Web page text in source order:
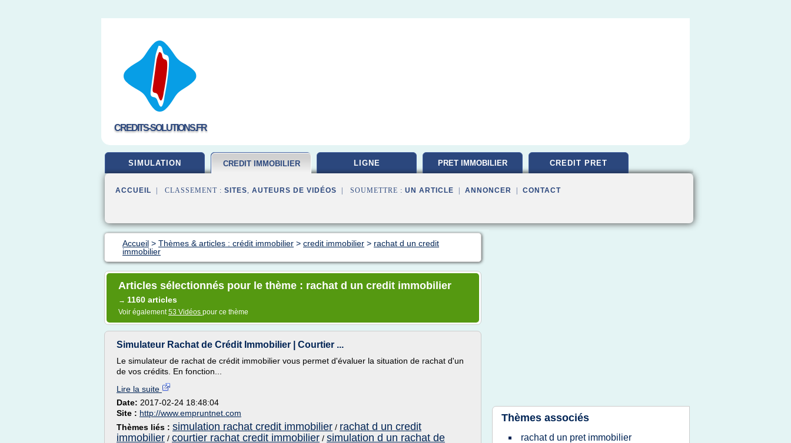
CREDITS-SOLUTIONS.FR
SIMULATION CREDIT IMMOBILIER LIGNE PRET IMMOBILIER CREDIT PRET
ACCUEIL | CLASSEMENT : SITES, AUTEURS DE VIDÉOS | SOUMETTRE : UN ARTICLE ANNONCER CONTACT
Accueil > Thèmes & articles : crédit immobilier > credit immobilier > rachat d un credit
immobilier
Articles sélectionnés pour le thème : rachat d un credit immobilier
→ 1160 articles
Voir également53 Vidéos pour ce thème
Simulateur Rachat de Crédit Immobilier | Courtier ...
Le simulateur de rachat de crédit immobilier vous permet d'évaluer la situation de rachat d'un
de vos crédits. En fonction...
Lire la suite
Date: 2017-02-24 18:48:04
Site : http://www.empruntnet.com
Thèmes liés : simulation rachat credit immobilier / rachat d un credit
immobilier / courtier rachat credit immobilier / simulation d un rachat de
Thèmes associés
rachat d un pret immobilier